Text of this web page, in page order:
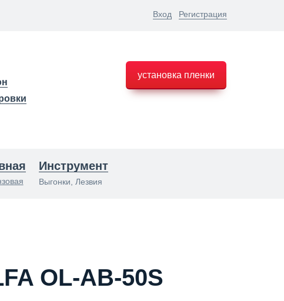
Вход Регистрация
установка пленки
Инструмент
Выгонки, Лезвия
OL-AB-50S